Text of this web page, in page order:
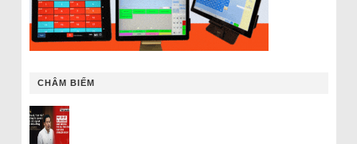
CHÂM BIẾM